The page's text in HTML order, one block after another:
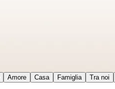
Amore Casa Famiglia Tra noi